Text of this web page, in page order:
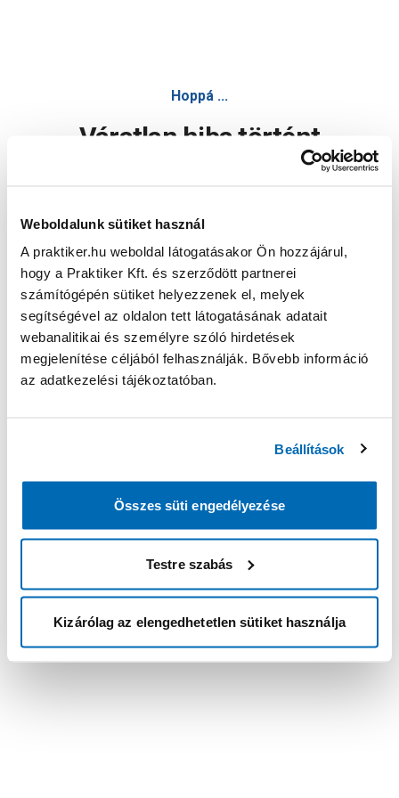
Weboldalunk sütiket használ
A praktiker.hu weboldal látogatásakor Ön hozzájárul,
hogy a Praktiker Kft. és szerződött partnerei
számítógépén sütiket helyezzenek el, melyek
segítségével az oldalon tett látogatásának adatait
webanalitikai és személyre szóló hirdetések
megjelenítése céljából felhasználják. Bővebb információ
az adatkezelési tájékoztatóban.
Beállítások
Összes süti engedélyezése
Testre szabás
Kizárólag az elengedhetetlen sütiket használja
Hoppá ...
Váratlan hiba történt
Oldal újratöltése